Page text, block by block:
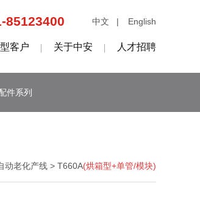
85123400 中文 | English
客户 关于中安 人才招聘
件系列
动老化产线 > T660A(烘箱型+单管/模块)